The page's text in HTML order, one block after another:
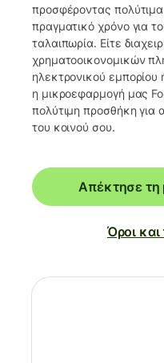
προσφέροντας
πραγματικό χρόνο για
ταλαιπωρία. Είτε
χρηματοοικονομικών
ηλεκτρονικού εμπορίου
η μικροεφαρμογή μας
πολύτιμη προσθήκη για
του κοινού σου.
Απέκτησε τη
Όροι